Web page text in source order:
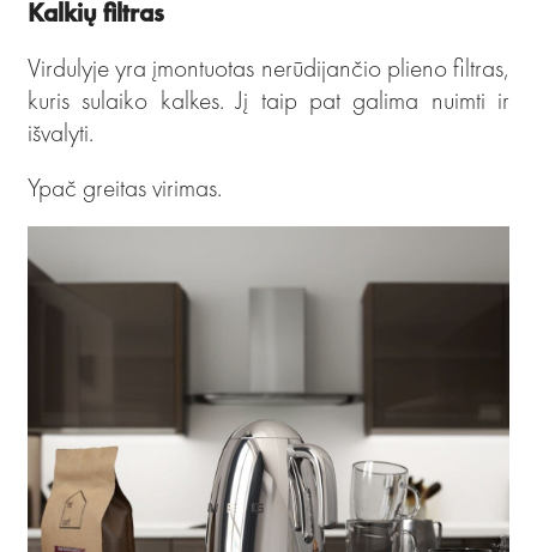
Kalkių filtras
Virdulyje yra įmontuotas nerūdijančio plieno filtras,
kuris sulaiko kalkes. Jį taip pat galima nuimti ir
išvalyti.
Ypač greitas virimas.